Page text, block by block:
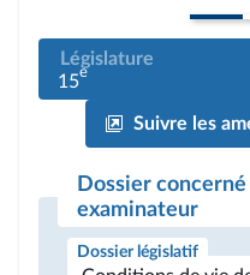
Législature
15e
Suivre les
Dossier
examinateur
Dossier législatif